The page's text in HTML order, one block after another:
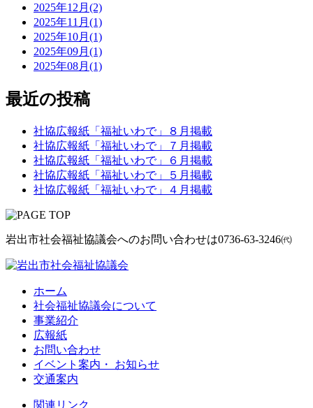
2025年12月(2)
2025年11月(1)
2025年10月(1)
2025年09月(1)
2025年08月(1)
最近の投稿
社協広報紙「福祉いわで」８月掲載
社協広報紙「福祉いわで」７月掲載
社協広報紙「福祉いわで」６月掲載
社協広報紙「福祉いわで」５月掲載
社協広報紙「福祉いわで」４月掲載
岩出市社会福祉協議会へのお問い合わせは0736-63-3246㈹
ホーム
社会福祉協議会について
事業紹介
広報紙
お問い合わせ
イベント案内・ お知らせ
交通案内
関連リンク